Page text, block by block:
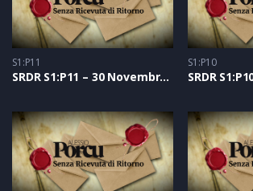
S1:P11
SRDR S1:P11 – 30 Novembre 2020
S1:P10